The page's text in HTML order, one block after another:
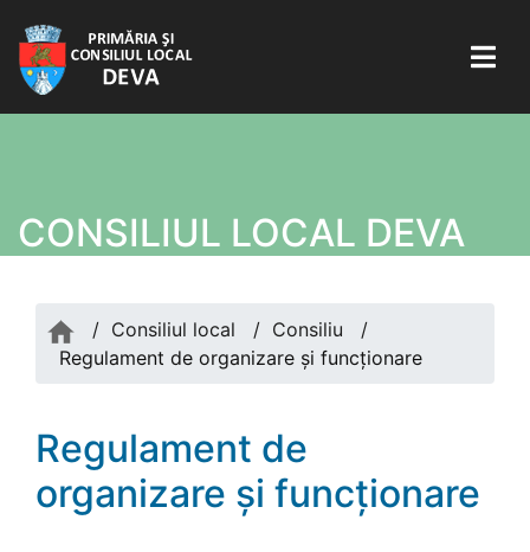
CONSILIUL LOCAL DEVA
/ Consiliul local / Consiliu
/
Regulament de organizare şi funcţionare
Regulament de
organizare şi funcţionare